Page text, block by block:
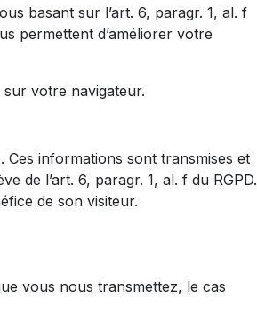
basant sur l’art. 6, paragr. 1, al. f
permettent d’améliorer votre
votre navigateur.
informations sont transmises et
de l’art. 6, paragr. 1, al. f du RGPD.
de son visiteur.
vous nous transmettez, le cas